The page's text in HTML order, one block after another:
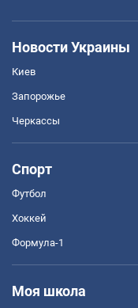
Новости Украины
Киев
Запорожье
Черкассы
Спорт
Футбол
Хоккей
Формула-1
Моя школа